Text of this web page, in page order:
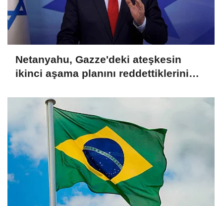
Netanyahu, Gazze'deki ateşkesin
ikinci aşama planını reddettiklerini